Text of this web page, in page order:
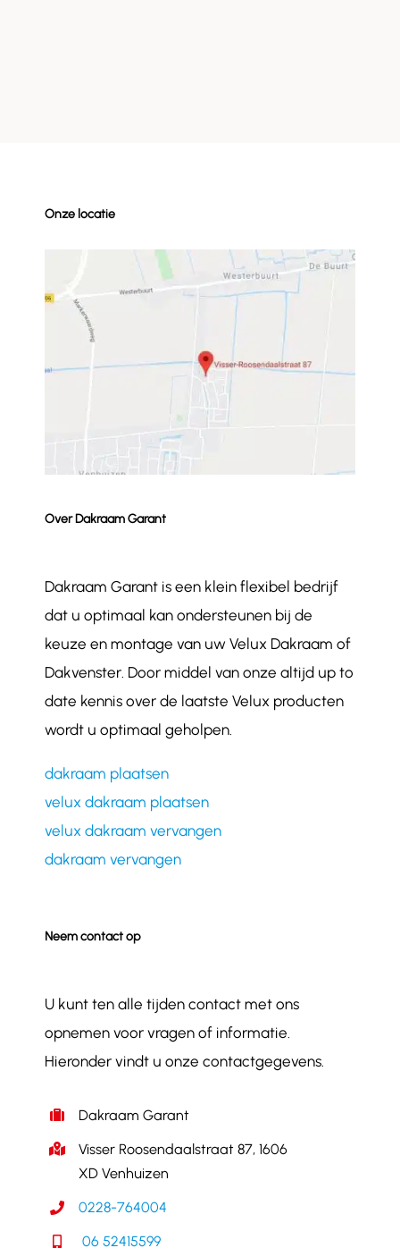
Onze locatie
Over Dakraam Garant
Dakraam Garant is een klein flexibel bedrijf
dat u optimaal kan ondersteunen bij de
keuze en montage van uw Velux Dakraam of
Dakvenster. Door middel van onze altijd up to
date kennis over de laatste Velux producten
wordt u optimaal geholpen.
dakraam plaatsen
velux dakraam plaatsen
velux dakraam vervangen
dakraam vervangen
Neem contact op
U kunt ten alle tijden contact met ons
opnemen voor vragen of informatie.
Hieronder vindt u onze contactgegevens.
Dakraam Garant
Visser Roosendaalstraat 87, 1606
XD Venhuizen
0228-764004
06 52415599